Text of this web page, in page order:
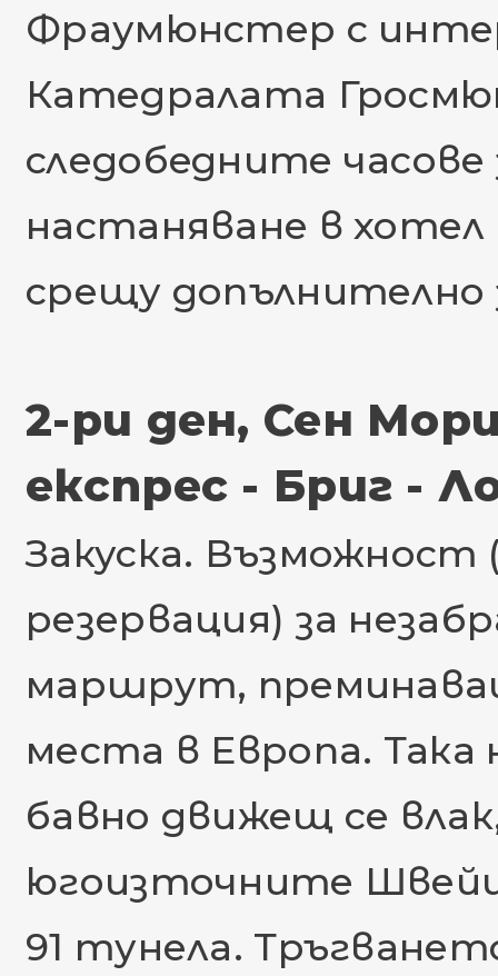
Фраумюнстер с
Катедралата
следобeдните
настаняване в хотел
срещу
2-ри ден, Сен
експрес - Бриг -
Закуска. Възможност
резервация) за
маршрут,
места в Европа. Така
бавно движещ се
югоизточните
91 тунела.